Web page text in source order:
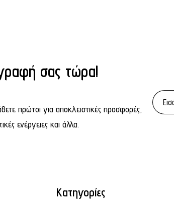
σας τώρα!
πρώτοι για αποκλειστικές προσφορές,
ενέργειες και άλλα.
Κατηγορίες